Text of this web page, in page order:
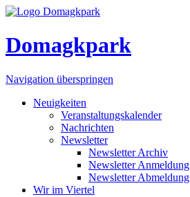
Domagkpark
Navigation überspringen
Neuigkeiten
Veranstaltungskalender
Nachrichten
Newsletter
Newsletter Archiv
Newsletter Anmeldung
Newsletter Abmeldung
Wir im Viertel